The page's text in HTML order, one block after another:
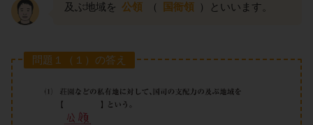
及ぶ地域を 公領 （ 国衙領 ）といいます。
問題１（１）の答え